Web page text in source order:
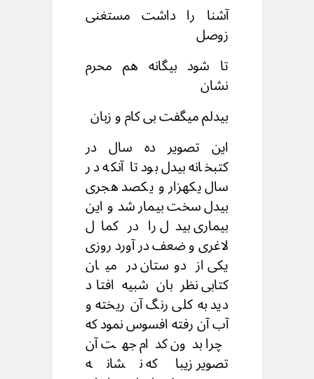
آشنا را داشت مستغنی
زوصل
تا شود بیگانه هم محرم
نشان
بیدلم میگفت بی کام و زبان
این تصویر ده سال در
کتبخانه بیدل بود تا آنکه در
سال یکهزار و یکصد هجری
بیدل سخت بیمار شد و این
بیماری بیدل را در کمال
لاغری و ضعف در آورد روزی
یکی از دوستان در میان
کتابی نظر بان شبیه افتاد
دید به کلی رنگ آن ریخته و
آب آن رفته افسوس نمود که
چرا بدون کدام جهت آن
تصویر زیبا که نشانه